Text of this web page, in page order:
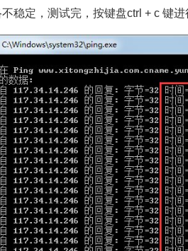
稳定，测试完，按键盘ctrl + c 键